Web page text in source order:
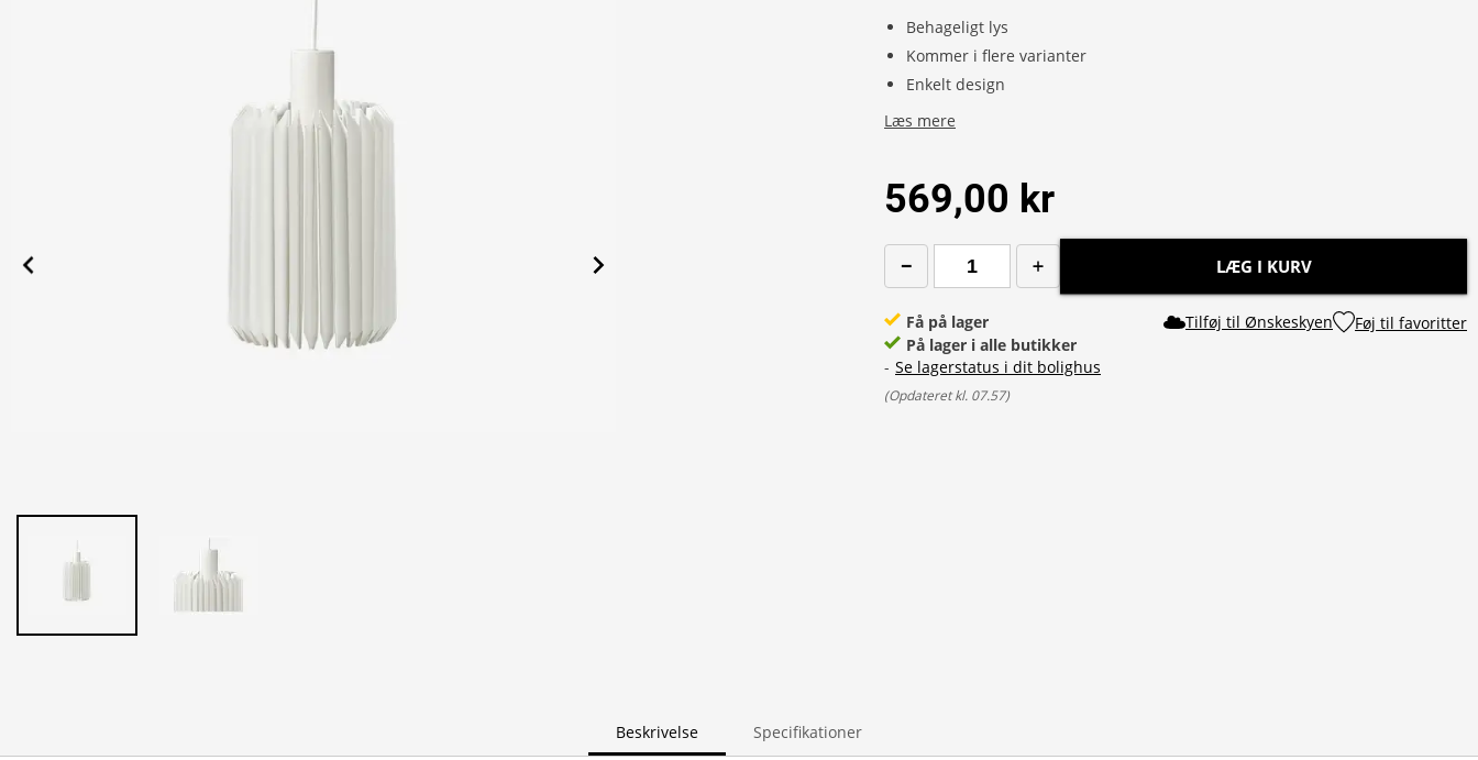
Behageligt lys
Kommer i flere varianter
Enkelt design
Læs mere
569,00 kr
LÆG I KURV
Få på lager
På lager i alle butikker
- Se lagerstatus i dit bolighus
(Opdateret kl. 07.57)
Tilføj til Ønskeskyen Føj til favoritter
Beskrivelse Specifikationer